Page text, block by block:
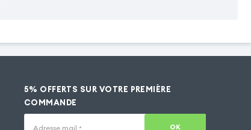
5% OFFERTS SUR VOTRE PREMIÈRE
COMMANDE
Adresse mail OK